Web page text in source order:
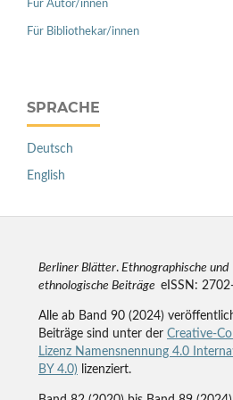
Für Autor/innen
Für Bibliothekar/innen
SPRACHE
Deutsch
English
Berliner Blätter.Ethnographische und
ethnologische Beiträge eISSN:
Alle ab Band 90 (2024)
Beiträge sind unter der Creative-
Lizenz Namensnennung 4.0
BY 4.0) lizenziert.